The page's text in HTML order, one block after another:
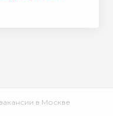
в Москве